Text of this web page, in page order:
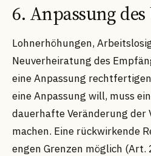
6. Anpassung
Lohnerhöhungen,
Neuverheiratung des
eine Anpassung
eine Anpassung will, muss
dauerhafte Veränderung der
machen. Eine rückwirkende
engen Grenzen möglich (Art.